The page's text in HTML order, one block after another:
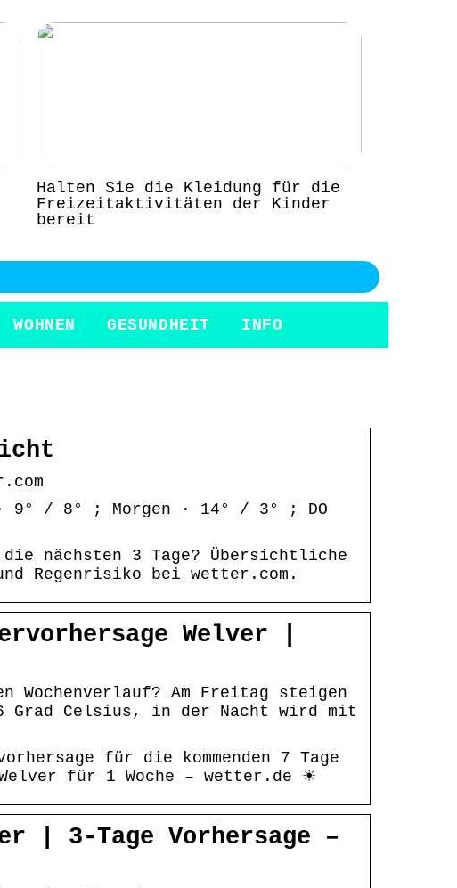
Halten Sie die Kleidung für die
Freizeitaktivitäten der Kinder
bereit
WOHNEN GESUNDHEIT INFO
9° / 8° ; Morgen · 14° / 3° ; DO
nächsten 3 Tage? Übersichtliche
Regenrisiko bei wetter.com.
Welver |
Wochenverlauf? Am Freitag steigen
Grad Celsius, in der Nacht wird mit
für die kommenden 7 Tage
für 1 Woche – wetter.de ☀
| 3-Tage Vorhersage –